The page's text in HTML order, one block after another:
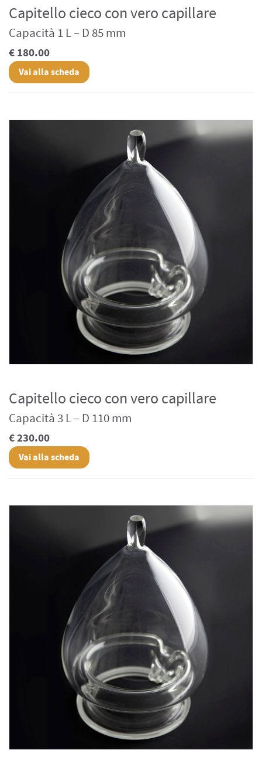
Capitello cieco con vero capillare
Capacità 1 L – D 85 mm
€ 180.00
Vai alla scheda
Capitello cieco con vero capillare
Capacità 3 L – D 110 mm
€ 230.00
Vai alla scheda